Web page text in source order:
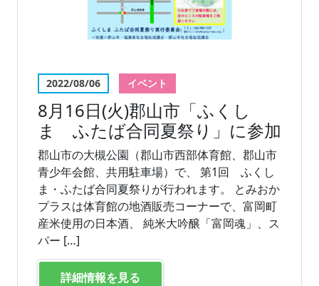
2022/08/06 イベント
8月16日(火)郡山市「ふくし
ま ふたば合同夏祭り」に参加
郡山市の大槻公園（郡山市西部体育館、郡山市
青少年会館、共用駐車場）で、 第1回 ふくし
ま・ふたば合同夏祭りが行われます。 とみおか
プラスは体育館の地酒販売コーナーで、富岡町
産米使用の日本酒、 純米大吟醸「富岡魂」、ス
パー […]
詳細情報を見る